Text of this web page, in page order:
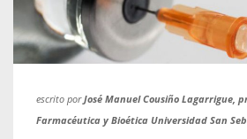
escrito porJosé Manuel Cousiño Lagarrigue,
Farmacéutica y Bioética Universidad San